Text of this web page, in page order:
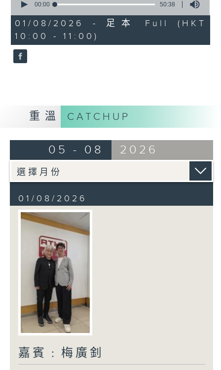
seconds
50
minutes,
38
seconds
00:00 50:38
01/08/2026 - 足本 Full (HKT
10:00 - 11:00)
重溫 CATCHUP
05 - 08 2026
01/08/2026
嘉賓﹕梅廣釗